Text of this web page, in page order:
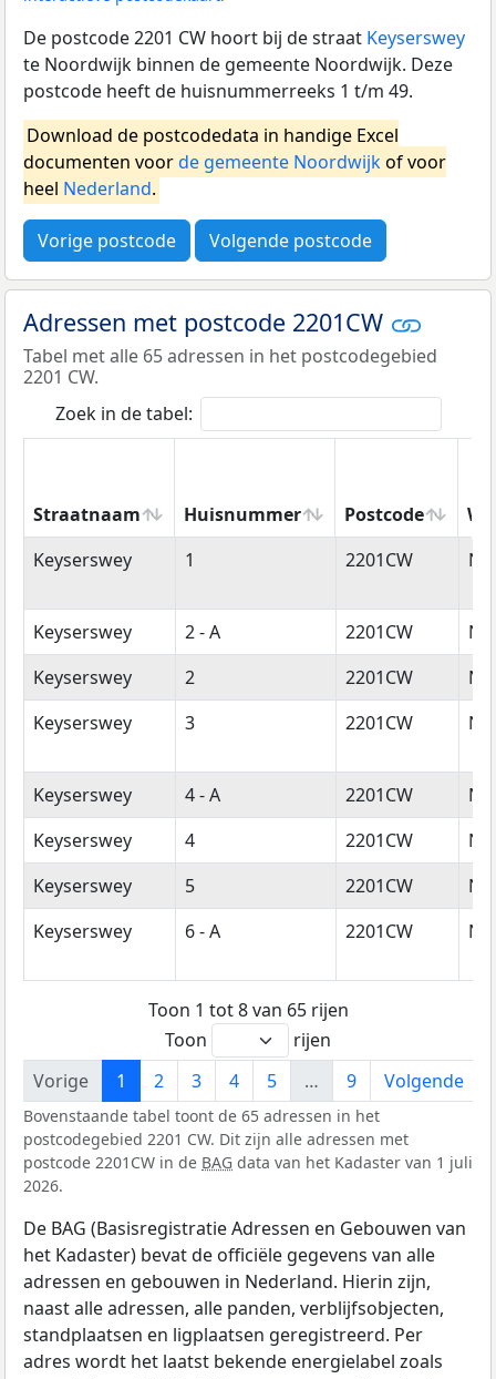
De postcode 2201 CW hoort bij de straat Keyserswey
te Noordwijk binnen de gemeente Noordwijk. Deze
postcode heeft de huisnummerreeks 1 t/m 49.
Download de postcodedata in handige Excel
documenten voorde gemeente Noordwijkof voor
heel Nederland.
Vorige postcode Volgende postcode
Adressen met postcode 2201CW
Tabel met alle 65 adressen in het postcodegebied
2201 CW.
Zoek in de tabel:
Straatnaam Huisnummer Postcode
Straatnaam
Huisnummer Postcode
Keyserswey 1 2201CW
Keyserswey 2 - A 2201CW
Keyserswey
2 2201CW
Keyserswey
3 2201CW
Keyserswey 4 - A 2201CW
Keyserswey
4 2201CW
Keyserswey
5 2201CW
Keyserswey
6 - A 2201CW
Toon 1 tot 8 van 65 rijen
Toon
rijen
Vorige
1 2 3 4 5 … 9 Volgende
Bovenstaande tabel toont de 65 adressen in het
postcodegebied 2201 CW. Dit zijn alle adressen met
postcode 2201CW in de BAG data van het Kadaster van 1 juli
2026.
De BAG (Basisregistratie Adressen en Gebouwen van
het Kadaster) bevat de officiële gegevens van alle
adressen en gebouwen in Nederland. Hierin zijn,
naast alle adressen, alle panden, verblijfsobjecten,
standplaatsen en ligplaatsen geregistreerd. Per
adres wordt het laatst bekende energielabel zoals